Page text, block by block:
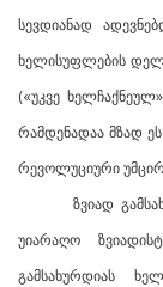
სევდიანად
ხელისუფლების
(«უკვე
რამდენადაა მზად
რევოლუციური
ზვიად
უიარაღო
გამსახურდიას